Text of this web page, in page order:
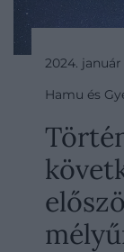
2024.
Hamu és